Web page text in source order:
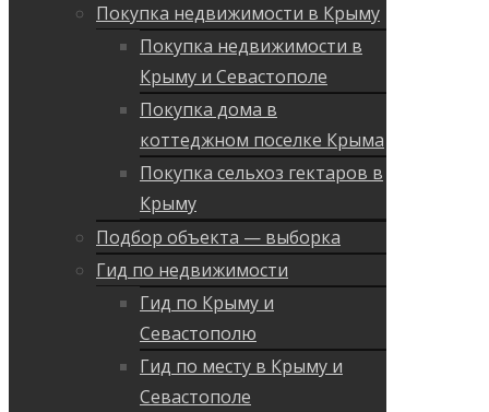
Покупка недвижимости в Крыму
Покупка недвижимости в
Крыму и Севастополе
Покупка дома в
коттеджном поселке Крыма
Покупка сельхоз гектаров в
Крыму
Подбор объекта — выборка
Гид по недвижимости
Гид по Крыму и
Севастополю
Гид по месту в Крыму и
Севастополе